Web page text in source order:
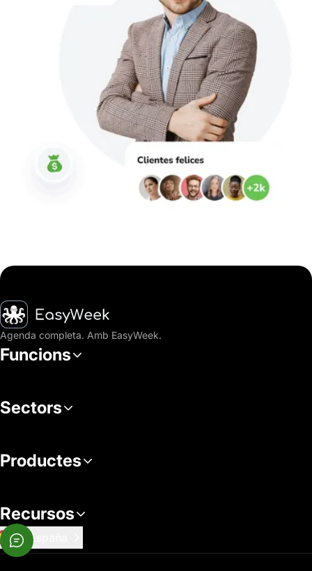
Inici
Agenda completa. Amb EasyWeek.
Funcions
Sectors
Productes
Recursos
España